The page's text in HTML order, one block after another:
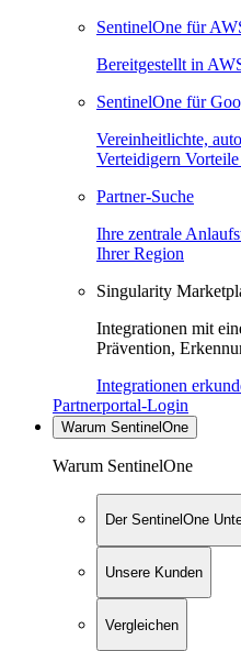
SentinelOne für
Bereitgestellt in
SentinelOne für
Vereinheitlichte,
Verteidigern
Partner-Suche
Ihre zentrale
Ihrer Region
Singularity
Integrationen mit
Prävention,
Integrationen
Partnerportal-Login
Warum SentinelOne
Warum SentinelOne
Der SentinelOne
Unsere Kunden
Vergleichen